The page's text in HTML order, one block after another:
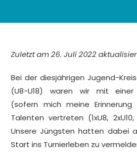
Zuletzt am 26. Juli 2022
Bei der diesjährigen Jugend-
(U8-U18) waren wir mit einer
(sofern mich meine
Talenten vertreten (1xU8, 2xU10,
Unsere Jüngsten hatten dabei
Start ins Turnierleben zu